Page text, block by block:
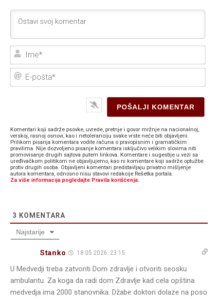
E-
Komentari koji sadrže psovke, uvrede, pretnje i govor mržnje na nacionalnoj,
verskoj, rasnoj osnovi, kao i netoleranciju svake vrste neće biti objavljeni.
Prilikom pisanja komentara vodite računa o pravopisnim i gramatičkim
pravilima. Nije dozvoljeno pisanje komentara isključivo velikim slovima niti
promovisanje drugih sajtova putem linkova. Komentare i sugestije u vezi sa
uređivačkom politikom ne objavljujemo, kao ni komentare koji sadrže optužbe
protiv drugih osoba. Objavljeni komentari predstavljaju privatno mišljenje
autora komentara, odnosno nisu stavovi redakcije Rešetka portala.
Za više informacija pogledajte Pravila korišćenja.
3 KOMENTARA
Najstarije
Stanko 18.05.2026. 23:15
U Medvedji treba zatvoriti Dom zdravlje i otvoriti seosku
ambulantu. Za koga da radi dom Zdravlje kad cela opština
medvedja ima 2000 stanovnika. Džabe doktori dolaze na poso